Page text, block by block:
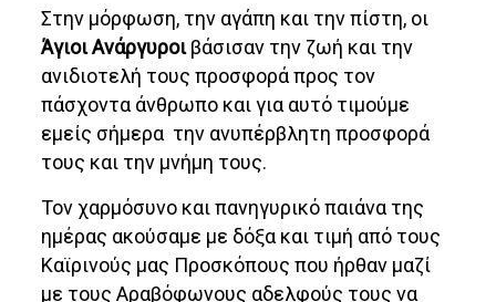
Στην μόρφωση, την αγάπη και την πίστη, οι
Άγιοι Ανάργυροιβάσισαν την ζωή και την
ανιδιοτελή τους προσφορά προς τον
πάσχοντα άνθρωπο και για αυτό τιμούμε
εμείς σήμερα την ανυπέρβλητη προσφορά
τους και την μνήμη τους.
Τον χαρμόσυνο και πανηγυρικό παιάνα της
ημέρας ακούσαμε με δόξα και τιμή από τους
Καϊρινούς μας Προσκόπους που ήρθαν μαζί
με τους Αραβόφωνους αδελφούς τους να